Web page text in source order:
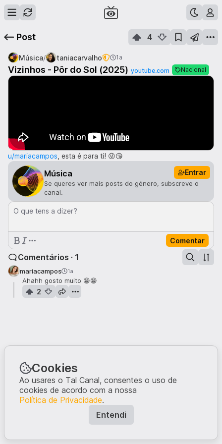
Post 4
Música/ taniacarvalho 1a
Vizinhos - Pôr do Sol (2025) youtube.com Nacional
u/mariacampos , esta é para ti! 😜😘
Música Entrar
Se queres ver mais posts do género, subscreve o
canal.
O que tens a dizer?
Comentar
Comentários · 1
mariacampos 1a
Ahahh gosto muito 😁😁
2
Cookies
Ao usares o Tal Canal, consentes o uso de
cookies de acordo com a nossa
Política de Privacidade.
Entendi